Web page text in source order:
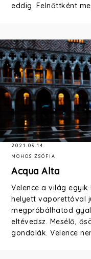
eddig. Felnőttként
2021.03.14.
MOHOS ZSÓFIA
Acqua Alta
Velence a világ egyik
helyett vaporettóval
megpróbálhatod
eltévedsz. Mesélő,
gondolák. Velence